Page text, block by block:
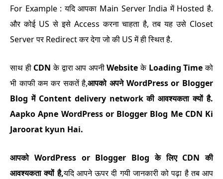
For Example : यदि आपका Main Server India में Hosted है.
और कोई US से इसे Access करना चाहता है, तब यह उसे Closet
Server पर Redirect कर देगा जो की US में ही स्थित है.
साथ ही CDN के द्वारा आप अपनीWebsiteके Loading Timeको
भी काफी कम कर सकतें है,आपको अपने WordPress or Blogger
Blog में Content delivery network की आवश्यकता क्यों है.
Aapko Apne WordPress or Blogger Blog Me CDN Ki
Jaroorat kyun Hai.
आपको WordPress or Blogger Blog के लिए CDN की
आवश्यकता क्यों है,यदि आपने ऊपर दी गयी जानकारी को पढ़ा है तब आप